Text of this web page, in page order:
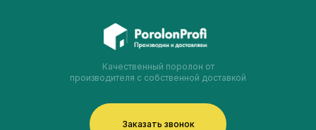
Качественный поролон от
производителя с собственной доставкой
Заказать звонок